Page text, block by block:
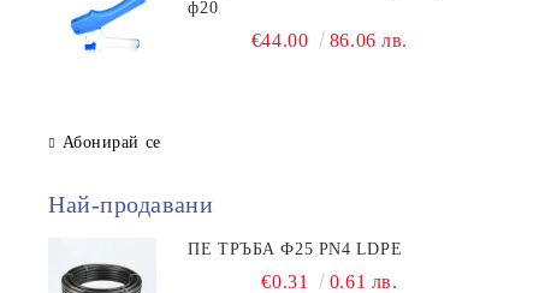
ф20
€44.00 86.06 лв.
Абонирай се
Най-продавани
ПЕ ТРЪБА Ф25 PN4 LDPE
€0.31 0.61 лв.